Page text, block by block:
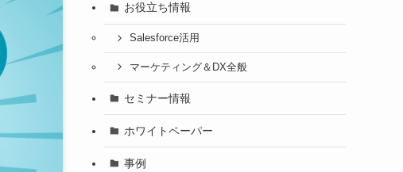
お役立ち情報
Salesforce活用
マーケティング＆DX全般
セミナー情報
ホワイトペーパー
事例